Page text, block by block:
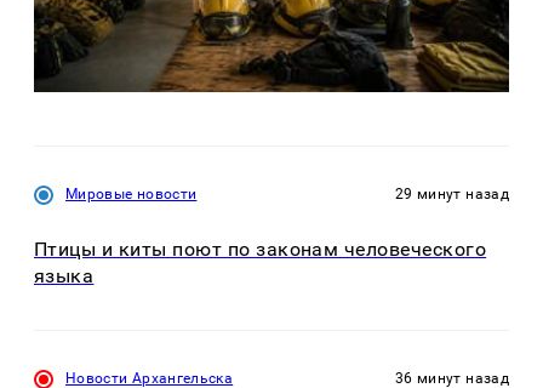
Мировые новости 29 минут назад
Птицы и киты поют по законам человеческого
языка
Новости Архангельска 36 минут назад